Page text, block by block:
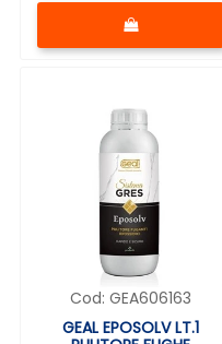
Quantità
Cod: GEA606163
GEAL EPOSOLV LT.1